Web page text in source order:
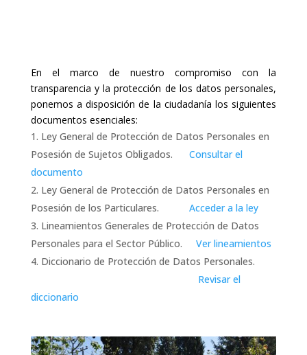
En el marco de nuestro compromiso con la
transparencia y la protección de los datos personales,
ponemos a disposición de la ciudadanía los siguientes
documentos esenciales:
Ley General de Protección de Datos Personales en
Posesión de Sujetos Obligados. Consultar el
documento
Ley General de Protección de Datos Personales en
Posesión de los Particulares. Acceder a la ley
Lineamientos Generales de Protección de Datos
Personales para el Sector Público. Ver lineamientos
Diccionario de Protección de Datos Personales.
Revisar el
diccionario